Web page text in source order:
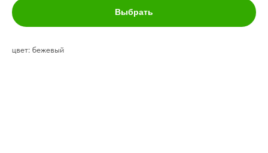
Выбрать
цвет: бежевый